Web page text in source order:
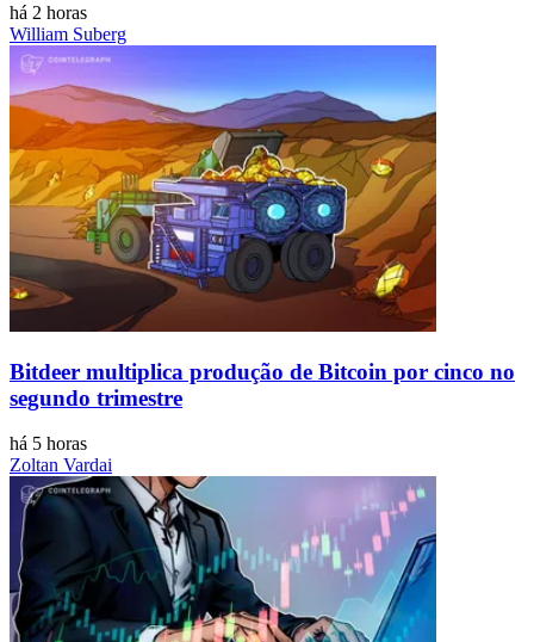
há 2 horas
William Suberg
Bitdeer multiplica produção de Bitcoin por cinco no
segundo trimestre
há 5 horas
Zoltan Vardai